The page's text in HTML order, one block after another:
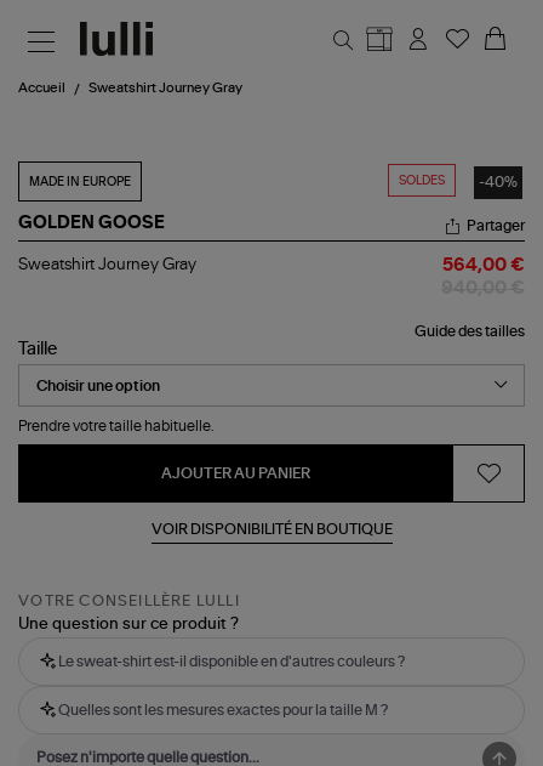
Accueil Sweatshirt Journey Gray
SOLDES -40%
MADE IN EUROPE
GOLDEN GOOSE
Sweatshirt
Partager
Sweatshirt Journey Gray 564,00 €
Guide des tailles
Taille
Prendre votre taille habituelle.
AJOUTER AU PANIER
VOIR DISPONIBILITÉ EN BOUTIQUE
VOTRE CONSEILLÈRE LULLI
Une question sur ce produit ?
Le sweat-shirt est-il disponible en d'autres couleurs ?
Quelles sont les mesures exactes pour la taille M ?